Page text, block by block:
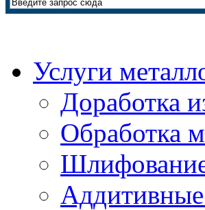
Услуги
Доработка
Обработка